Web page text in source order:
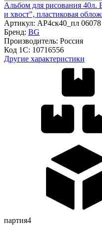
Альбом для рисования
и хвост", пластиковая
Артикул: АР4ск40_пл 06078
Бренд: BG
Производитель: Россия
Код 1С: 10716556
Другие характеристики
партия4